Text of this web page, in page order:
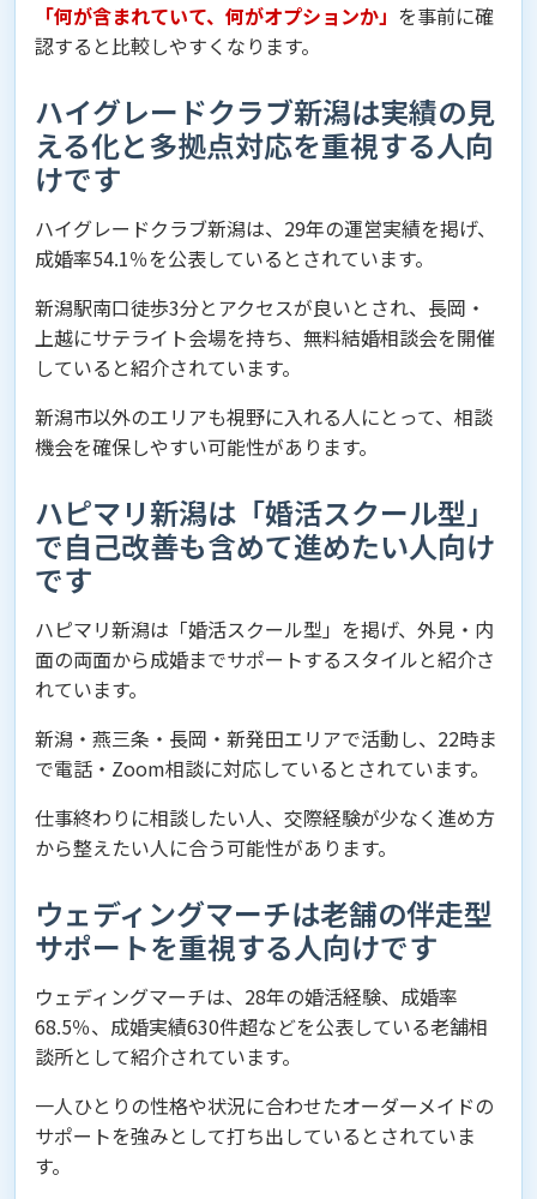
「何が含まれていて、何がオプションか」 を事前に確
認すると比較しやすくなります。
ハイグレードクラブ新潟は実績の見
える化と多拠点対応を重視する人向
けです
ハイグレードクラブ新潟は、29年の運営実績を掲げ、
成婚率54.1％を公表しているとされています。
新潟駅南口徒歩3分とアクセスが良いとされ、長岡・
上越にサテライト会場を持ち、無料結婚相談会を開催
していると紹介されています。
新潟市以外のエリアも視野に入れる人にとって、相談
機会を確保しやすい可能性があります。
ハピマリ新潟は「婚活スクール型」
で自己改善も含めて進めたい人向け
です
ハピマリ新潟は「婚活スクール型」を掲げ、外見・内
面の両面から成婚までサポートするスタイルと紹介さ
れています。
新潟・燕三条・長岡・新発田エリアで活動し、22時ま
で電話・Zoom相談に対応しているとされています。
仕事終わりに相談したい人、交際経験が少なく進め方
から整えたい人に合う可能性があります。
ウェディングマーチは老舗の伴走型
サポートを重視する人向けです
ウェディングマーチは、28年の婚活経験、成婚率
68.5％、成婚実績630件超などを公表している老舗相
談所として紹介されています。
一人ひとりの性格や状況に合わせたオーダーメイドの
サポートを強みとして打ち出しているとされていま
す。